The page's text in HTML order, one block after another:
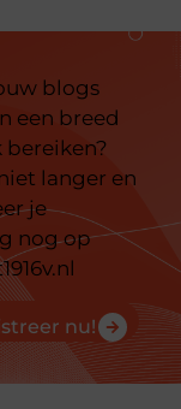
blogs
een breed
langer en
je
nog op
nu!